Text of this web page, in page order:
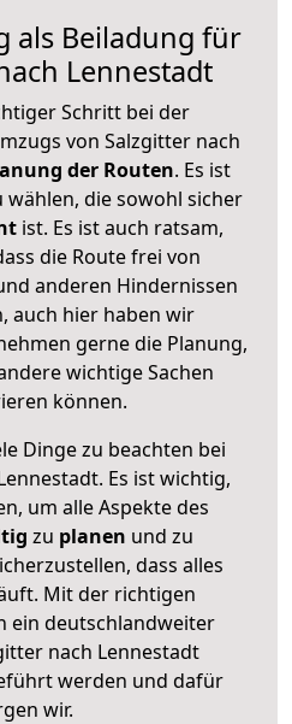
als Beiladung für
Lennestadt
Schritt bei der
von Salzgitter nach
der Routen. Es ist
wählen, die sowohl sicher
ist. Es ist auch ratsam,
die Route frei von
anderen Hindernissen
auch hier haben wir
gerne die Planung,
wichtige Sachen
können.
Dinge zu beachten bei
Es ist wichtig,
um alle Aspekte des
zu planen und zu
dass alles
Mit der richtigen
ein deutschlandweiter
nach Lennestadt
werden und dafür
wir.